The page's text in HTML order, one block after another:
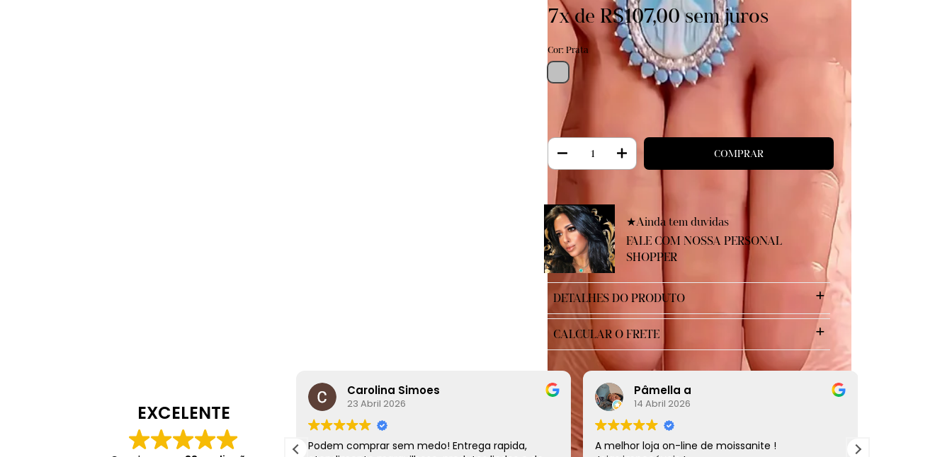
7x de R$107,00sem juros
Cor: Prata
Último produto em estoque
★Ainda tem duvidas
FALE COM NOSSA PERSONAL
SHOPPER
DETALHES DO PRODUTO
CALCULAR O FRETE
EXCELENTE
No dia dos namorados comprei o Brinco Coração
Carolina Simoes
23 Abril 2026
Podem comprar sem medo! Entrega rapida,
Pâmella a
14 Abril 2026
A melhor loja on-line de moissanite !